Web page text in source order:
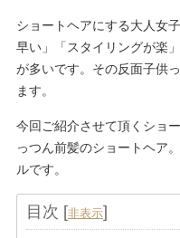
ショートヘアにする大人女
早い」「スタイリングが楽
が多いです。その反面子供
ます。
今回ご紹介させて頂くショ
っつん前髪のショートヘア
ルです。
目次 [非表示]